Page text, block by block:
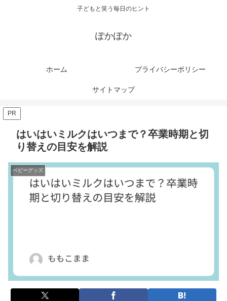
子どもと笑う毎日のヒント
ぽかぽか
ホーム プライバシーポリシー
サイトマップ
PR
はいはいミルクはいつまで？卒業時期と切
り替えの目安を解説
ベビーグッズ